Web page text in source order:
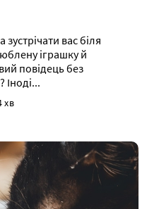
вас біля
іграшку й
повідець без
хв